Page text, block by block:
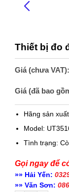
Thiết bị đo
Giá (chưa VAT):
Giá (đã bao
Hãng sản
Model:
Tình trạng:
Gọi ngay để
»» Hải Yến:
»» Văn Sơn: